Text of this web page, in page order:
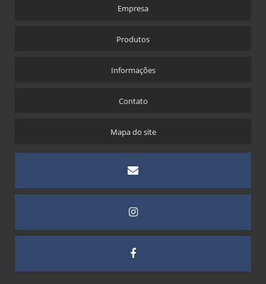
Empresa
Produtos
Informações
Contato
Mapa do site